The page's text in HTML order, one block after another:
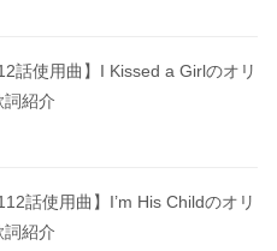
話使用曲】I Kissed a Girlのオリ
詞紹介
話使用曲】I’m His Childのオリ
詞紹介